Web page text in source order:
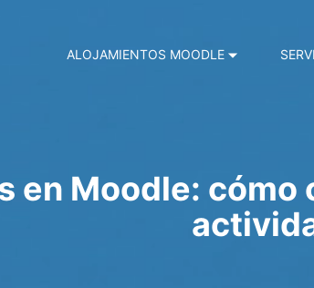
ALOJAMIENTOS MOODLE
en Moodle: